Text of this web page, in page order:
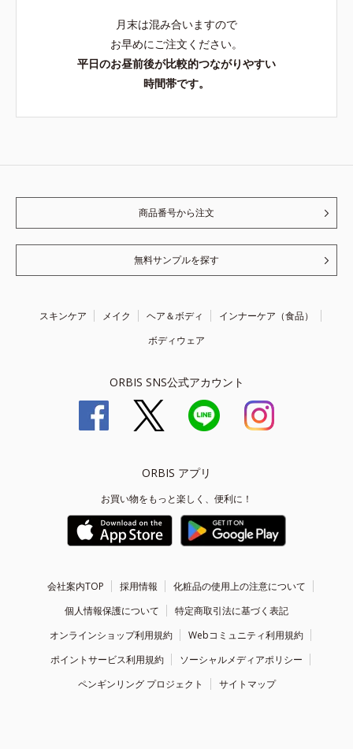
月末は混み合いますので
お早めにご注文ください。
平日のお昼前後が比較的つながりやすい
時間帯です。
商品番号から注文
無料サンプルを探す
スキンケア メイク ヘア＆ボディ
インナーケア（食品）
ボディウェア
ORBIS SNS公式アカウント
ORBIS アプリ
お買い物をもっと楽しく、便利に！
会社案内TOP 採用情報
化粧品の使用上の注意について
個人情報保護について
特定商取引法に基づく表記
オンラインショップ利用規約
Webコミュニティ利用規約
ポイントサービス利用規約
ソーシャルメディアポリシー
ペンギンリング プロジェクト
サイトマップ